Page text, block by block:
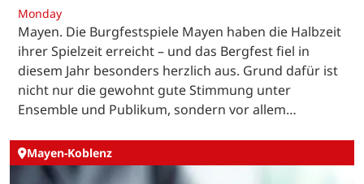
Monday
Mayen. Die Burgfestspiele Mayen haben die Halbzeit
ihrer Spielzeit erreicht – und das Bergfest fiel in
diesem Jahr besonders herzlich aus. Grund dafür ist
nicht nur die gewohnt gute Stimmung unter
Ensemble und Publikum, sondern vor allem…
Mayen-Koblenz